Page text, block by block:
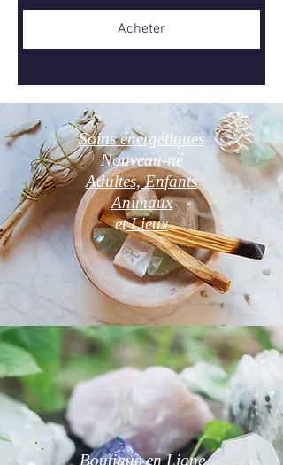
Acheter
Soins énergétiques
Nouveau-né
Adultes, Enfants
Animaux
etLieux
Boutique en Ligne